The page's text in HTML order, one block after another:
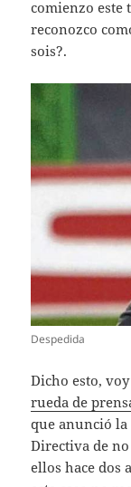
comienzo este
reconozco
sois?.
Despedida
Dicho esto,
rueda de
que anunció
Directiva de
ellos hace dos